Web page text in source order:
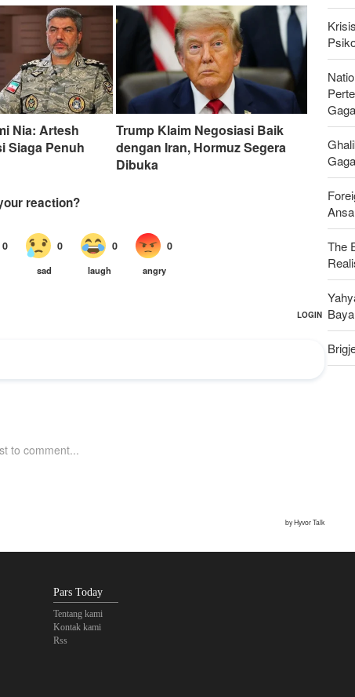
Nia: Artesh
Siaga Penuh
Trump Klaim Negosiasi Baik
dengan Iran, Hormuz Segera
Dibuka
The
Pars Today
Tentang kami
Kontak kami
Rss